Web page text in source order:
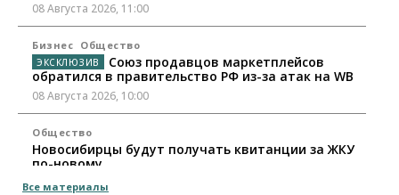
08 Августа 2026, 11:00
Бизнес Общество
Союз продавцов маркетплейсов
обратился в правительство РФ из-за атак на WB
08 Августа 2026, 10:00
Общество
Новосибирцы будут получать квитанции за ЖКУ
по-новому
08 Августа 2026, 09:00
Все материалы